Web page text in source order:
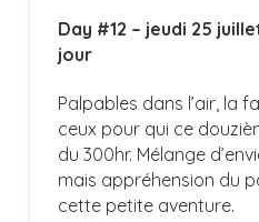
Day #12 – jeudi 25
jour
Palpables dans l’air, la
ceux pour qui ce
du 300hr. Mélange
mais appréhension du
cette petite aventure.